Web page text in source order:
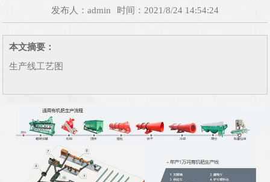
发布人：admin 时间：2021/8/24 14:54:24
本文摘要：
生产线工艺图